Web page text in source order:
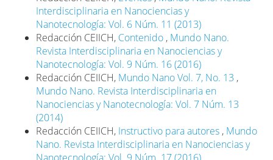
Interdisciplinaria en Nanociencias y
Nanotecnología: Vol. 6 Núm. 11 (2013)
Redacción CEIICH, Contenido , Mundo Nano.
Revista Interdisciplinaria en Nanociencias y
Nanotecnología: Vol. 9 Núm. 16 (2016)
Redacción CEIICH, Mundo Nano Vol. 7, No. 13 ,
Mundo Nano. Revista Interdisciplinaria en
Nanociencias y Nanotecnología: Vol. 7 Núm. 13
(2014)
Redacción CEIICH, Instructivo para autores , Mundo
Nano. Revista Interdisciplinaria en Nanociencias y